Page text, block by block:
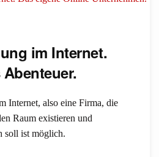
im Internet.
Internet, also eine Firma, die
Raum existieren und
soll ist möglich.